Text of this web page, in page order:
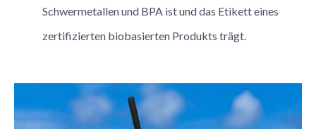
Schwermetallen und BPA ist und das Etikett eines
zertifizierten biobasierten Produkts trägt.